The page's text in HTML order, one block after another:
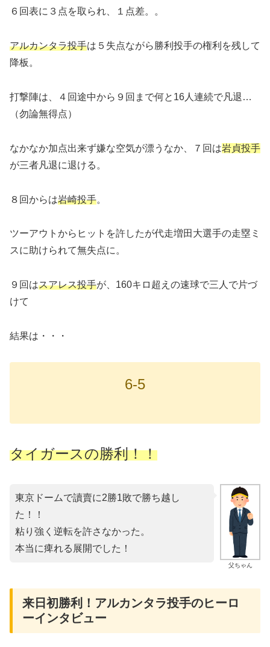
６回表に３点を取られ、１点差。。
アルカンタラ投手は５失点ながら勝利投手の権利を残して
降板。
打撃陣は、４回途中から９回まで何と16人連続で凡退…
（勿論無得点）
なかなか加点出来ず嫌な空気が漂うなか、７回は岩貞投手
が三者凡退に退ける。
８回からは岩崎投手。
ツーアウトからヒットを許したが代走増田大選手の走塁ミ
スに助けられて無失点に。
９回はスアレス投手が、160キロ超えの速球で三人で片づ
けて
結果は・・・
6-5
タイガースの勝利！！
父ちゃん
東京ドームで讀賣に2勝1敗で勝ち越し
た！！
粘り強く逆転を許さなかった。
本当に痺れる展開でした！
来日初勝利！アルカンタラ投手のヒーロ
ーインタビュー